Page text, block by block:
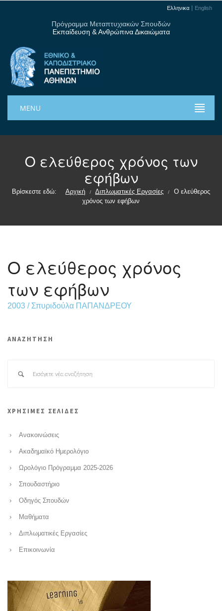
Ελληνικα English
Πρόγραμμα Μεταπτυχιακών Σπουδών
Εκπαίδευση & Ανθρώπινα Δικαιώματα
MENU
Ο ελεύθερος χρόνος των
εφήβων
Βρίσκεστε εδώ: Αρχική / Διπλωματικές Εργασίες /
Ο ελεύθερος
χρόνος των εφήβων
Ο ελεύθερος χρόνος
των εφήβων
2003 / Σπυριδούλα ΠΑΠΑΝΔΡΕΟΥ
ΑΝΑΖΗΤΗΣΗ
ΧΡΗΣΙΜΕΣ ΣΕΛΙΔΕΣ
Ανακοινώσεις
Ακαδημαϊκό Ημερολόγιο
Ωρολόγιο Πρόγραμμα 2025-2026
Σπουδαστήριο
Οδηγός Σπουδών
Μαθήματα
Διπλωματικές Εργασίες
Επικοινωνία